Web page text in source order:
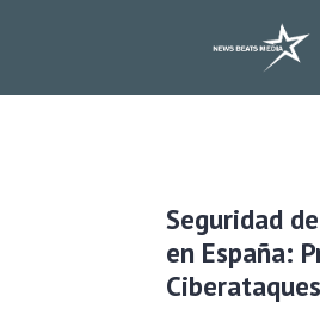
Seguridad
en España: